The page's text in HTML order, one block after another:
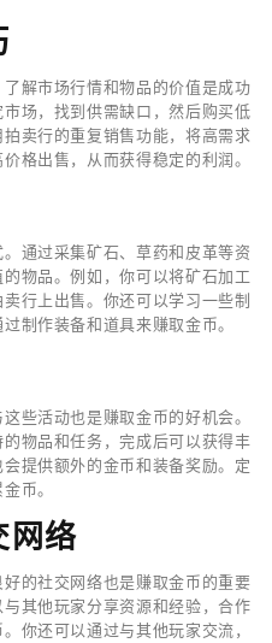
解市场行情和物品的价值是成功
场，找到供需缺口，然后购买低
卖行的重复销售功能，将高需求
格出售，从而获得稳定的利润。
通过采集矿石、草药和皮革等资
物品。例如，你可以将矿石加工
行上出售。你还可以学习一些制
制作装备和道具来赚取金币。
些活动也是赚取金币的好机会。
物品和任务，完成后可以获得丰
提供额外的金币和装备奖励。定
币。
网络
的社交网络也是赚取金币的重要
其他玩家分享资源和经验，合作
你还可以通过与其他玩家交流，